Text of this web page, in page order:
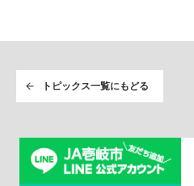
トピックス一覧にもどる